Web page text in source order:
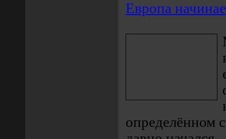
Европа
определённом